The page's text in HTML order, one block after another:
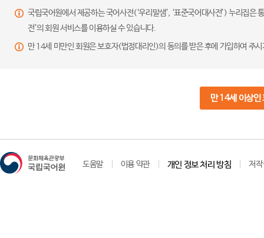
국립국어원에서 제공하는 국어사전(‘우리말샘’, ‘표준국어대사전’) 누리집
전’의 회원 서비스를 이용하실 수 있습니다.
만 14세 미만인 회원은 보호자(법정대리인)의 동의를 받은 후에 가입하여 주
만 14세 이상인
도움말 이용 약관 개인 정보 처리 방침 저